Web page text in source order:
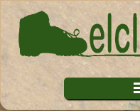
Pasar al contenido principal